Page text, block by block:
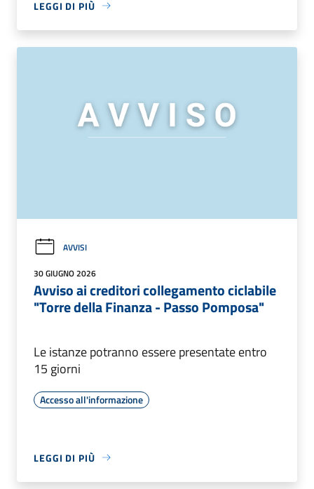
LEGGI DI PIÙ
AVVISI
30 GIUGNO 2026
Avviso ai creditori collegamento ciclabile
"Torre della Finanza - Passo Pomposa"
Le istanze potranno essere presentate entro
15 giorni
Accesso all'informazione
LEGGI DI PIÙ